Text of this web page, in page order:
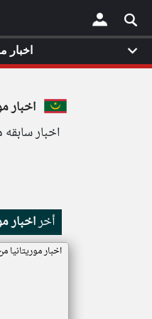
×
اخبار
اخبار سابقه
أخراخبار
اخبار
اخبار